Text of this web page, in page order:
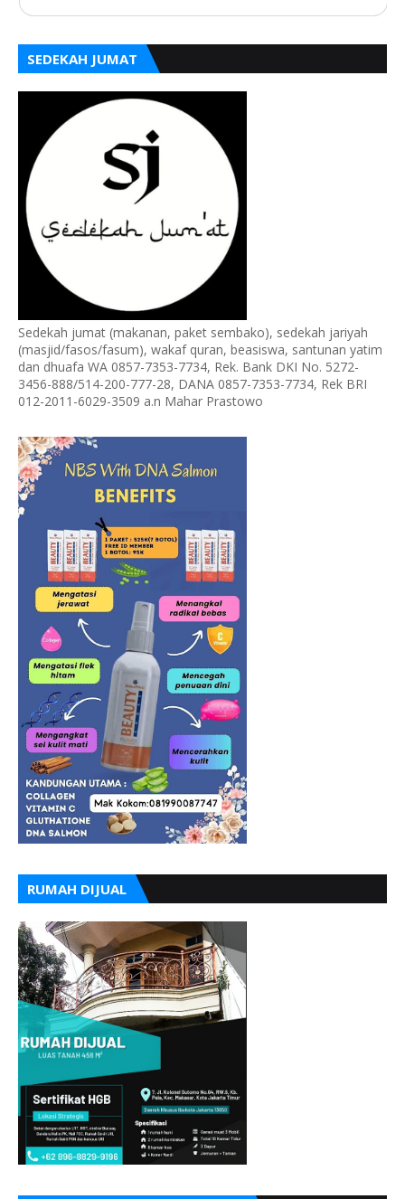
SEDEKAH JUMAT
Sedekah jumat (makanan, paket sembako), sedekah jariyah
(masjid/fasos/fasum), wakaf quran, beasiswa, santunan yatim
dan dhuafa WA 0857-7353-7734, Rek. Bank DKI No. 5272-
3456-888/514-200-777-28, DANA 0857-7353-7734, Rek BRI
012-2011-6029-3509 a.n Mahar Prastowo
RUMAH DIJUAL